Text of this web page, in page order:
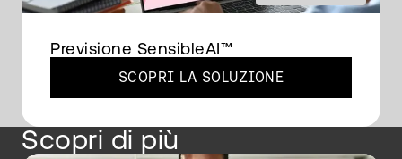
Previsione SensibleAI™
SCOPRI LA SOLUZIONE
Scopri di più